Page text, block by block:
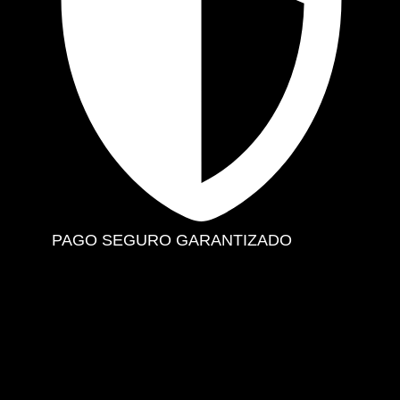
PAGO SEGURO GARANTIZADO